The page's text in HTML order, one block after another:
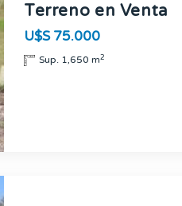
Terreno en Venta
U$S 75.000
Sup. 1,650 m2